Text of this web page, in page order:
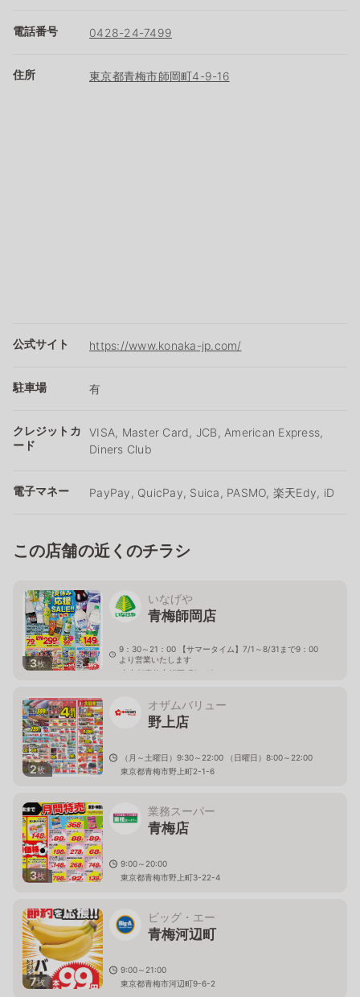
電話番号 0428-24-7499
住所 東京都青梅市師岡町4-9-16
公式サイト https://www.konaka-jp.com/
駐車場 有
クレジットカ
ード
VISA, Master Card, JCB, American Express,
Diners Club
電子マネー PayPay, QuicPay, Suica, PASMO, 楽天Edy, iD
この店舗の近くのチラシ
3枚
いなげや
青梅師岡店
9：30～21：00 【サマータイム】7/1～8/31まで9：00
より営業いたします
東京都青梅市師岡町3－18
2枚
オザムバリュー
野上店
（月～土曜日）9:30～22:00 （日曜日）8:00～22:00
東京都青梅市野上町2-1-6
3枚
業務スーパー
青梅店
9:00～20:00
東京都青梅市野上町3-22-4
7枚
ビッグ・エー
青梅河辺町
9:00～21:00
東京都青梅市河辺町9-6-2